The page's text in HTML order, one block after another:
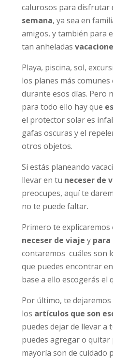
calurosos para disfrutar
semana, ya sea en
amigos, y también para
tan anheladas
Playa, piscina, sol,
los planes más comunes
durante esos días. Pero
para todo ello hay que
el protector solar es
gafas oscuras y el
otros objetos.
Si estás planeando
llevar en tu neceser de
preocupes, aquí te
no te puede faltar.
Primero te explicaremos
neceser de viaje y para
contaremos cuáles son
que puedes encontrar
base a ello escogerás el
Por último, te
los artículos que son
puedes dejar de llevar a
puedes agregar o quitar
mayoría son de cuidado